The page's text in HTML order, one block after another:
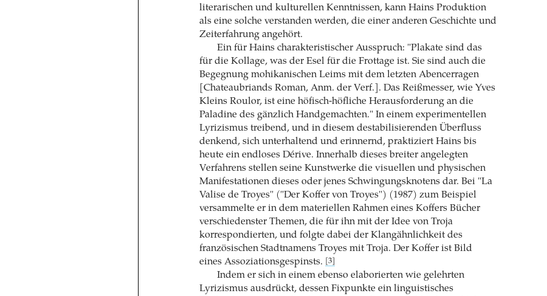
literarischen und kulturellen Kenntnissen, kann Hains Produktion
als eine solche verstanden werden, die einer anderen Geschichte und
Zeiterfahrung angehört.
Ein für Hains charakteristischer Ausspruch: "Plakate sind das
für die Kollage, was der Esel für die Frottage ist. Sie sind auch die
Begegnung mohikanischen Leims mit dem letzten Abencerragen
[Chateaubriands Roman, Anm. der Verf.]. Das Reißmesser, wie Yves
Kleins Roulor, ist eine höfisch-höfliche Herausforderung an die
Paladine des gänzlich Handgemachten." In einem experimentellen
Lyrizismus treibend, und in diesem destabilisierenden Überfluss
denkend, sich unterhaltend und erinnernd, praktiziert Hains bis
heute ein endloses Dérive. Innerhalb dieses breiter angelegten
Verfahrens stellen seine Kunstwerke die visuellen und physischen
Manifestationen dieses oder jenes Schwingungsknotens dar. Bei "La
Valise de Troyes" ("Der Koffer von Troyes") (1987) zum Beispiel
versammelte er in dem materiellen Rahmen eines Koffers Bücher
verschiedenster Themen, die für ihn mit der Idee von Troja
korrespondierten, und folgte dabei der Klangähnlichkeit des
französischen Stadtnamens Troyes mit Troja. Der Koffer ist Bild
eines Assoziationsgespinsts.
[3]
Indem er sich in einem ebenso elaborierten wie gelehrten
Lyrizismus ausdrückt, dessen Fixpunkte ein linguistisches